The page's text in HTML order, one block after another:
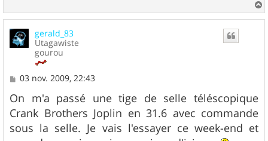
a
u
gerald_83
Utagawiste
gourou
M
s
s
a
g
e
03 nov. 2009, 22:43
On m'a passé une tige de selle téléscopique
Crank Brothers Joplin en 31.6 avec commande
sous la selle. Je vais l'essayer ce week-end et